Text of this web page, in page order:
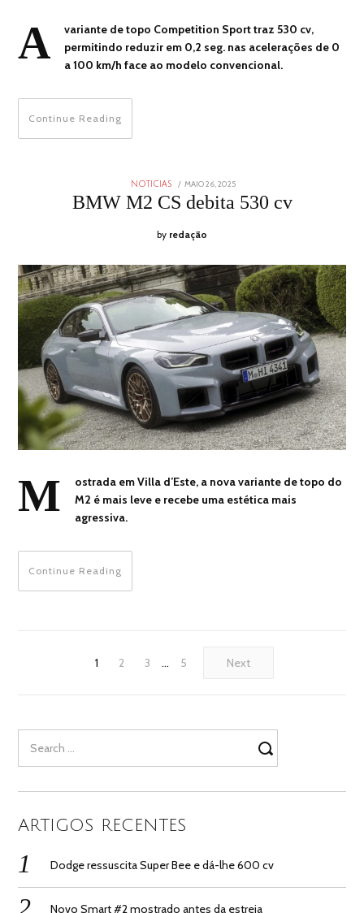
A
variante de topo Competition Sport traz 530 cv,
permitindo reduzir em 0,2 seg. nas acelerações de 0
a 100 km/h face ao modelo convencional.
Continue Reading
NOTICIAS
POSTED
ON
MAIO 26, 2025MAIO
26,
2025
BMW M2 CS debita 530 cv
by redação
M
ostrada em Villa d’Este, a nova variante de topo do
M2 é mais leve e recebe uma estética mais
agressiva.
Continue Reading
1 2 3 … 5 Next
for:
ARTIGOS RECENTES
Dodge ressuscita Super Bee e dá-lhe 600 cv
Novo Smart #2 mostrado antes da estreia